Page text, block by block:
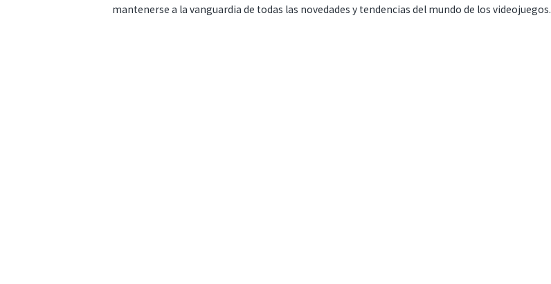
mantenerse a la vanguardia de todas las novedades y tendencias del mundo de los videojuegos.